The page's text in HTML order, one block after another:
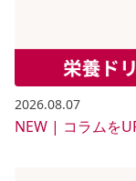
2026.08.07
NEW | コラムを